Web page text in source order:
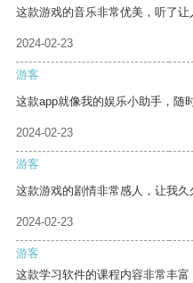
这款游戏的音乐非常优美，听了让
2024-02-23
游客
这款app就像我的娱乐小助手，随
2024-02-23
游客
这款游戏的剧情非常感人，让我久
2024-02-23
游客
这款学习软件的课程内容非常丰